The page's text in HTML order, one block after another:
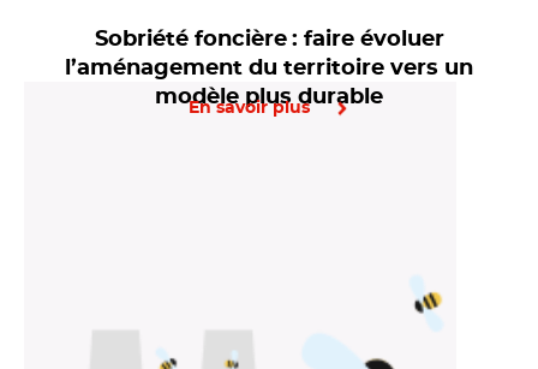
Sobriété foncière : faire évoluer
l’aménagement du territoire vers un
modèle plus durable
En savoir plus